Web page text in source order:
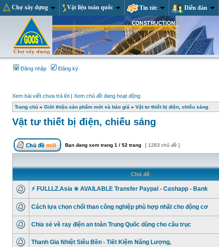
Chợ xây dựng Vật liệu toàn quốc Tin tức Diễn đàn
Đăng nhập Đăng ký
Xem bài viết chưa trả lời | Xem chủ đề đang hoạt động
Trang chủ » Giới thiệu sản phẩm mới và báo giá » Vật tư thiết bị điện, chiếu sáng
Vật tư thiết bị điện, chiếu sáng
Bạn đang xem trang 1 / 52 trang [ 1283 chủ đề ]
Chủ đề
⚡ FULLLZ.Asia ❇️ AVAILABLE Transfer Paypal - Cashapp - Bank
Cách lựa chọn chổi than công nghiệp phù hợp nhất cho động cơ
Chia sẻ về ray điện an toàn Trung Quốc dùng cho cầu trục
Thanh Gia Nhiệt Siêu Bền - Tiết Kiệm Năng Lượng,